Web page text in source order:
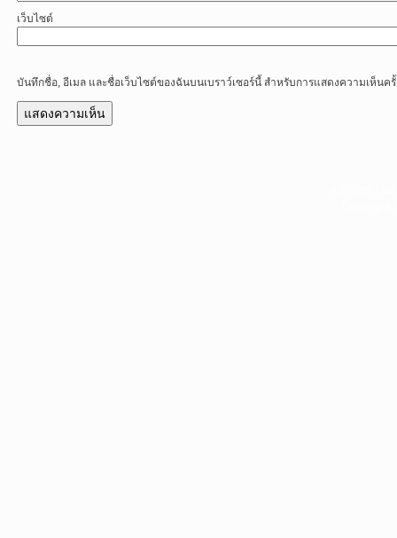
เว็บไซต์
บันทึกชื่อ, อีเมล และชื่อเว็บไซต์ของฉันบนเบราว์เซอร์นี้ สำหรับการแสดงความเห็นค